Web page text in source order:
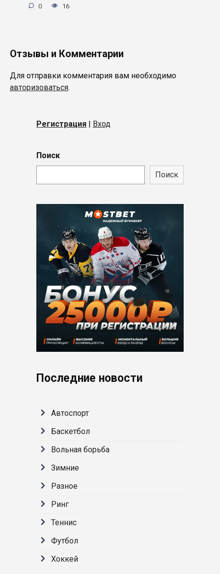
0 16
Отзывы и Комментарии
Для отправки комментария вам необходимо
авторизоваться.
Регистрация | Вход
Поиск
Поиск
Последние новости
Автоспорт
Баскетбол
Вольная борьба
Зимние
Разное
Ринг
Теннис
Футбол
Хоккей